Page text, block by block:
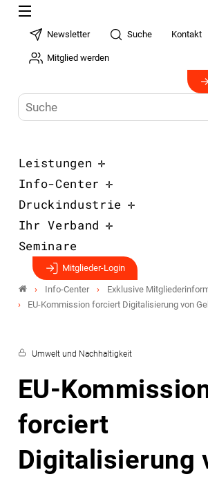
Newsletter Suche Kontakt
Mitglied werden
Leistungen
Info-Center
Druckindustrie
Ihr Verband
Seminare
Mitglieder-Login
Info-Center
Exklusive
EU-Kommission forciert Digitalisierung von
Umwelt und Nachhaltigkeit
EU-
forciert
Digitalisierung